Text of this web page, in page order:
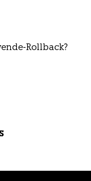
Rollback?